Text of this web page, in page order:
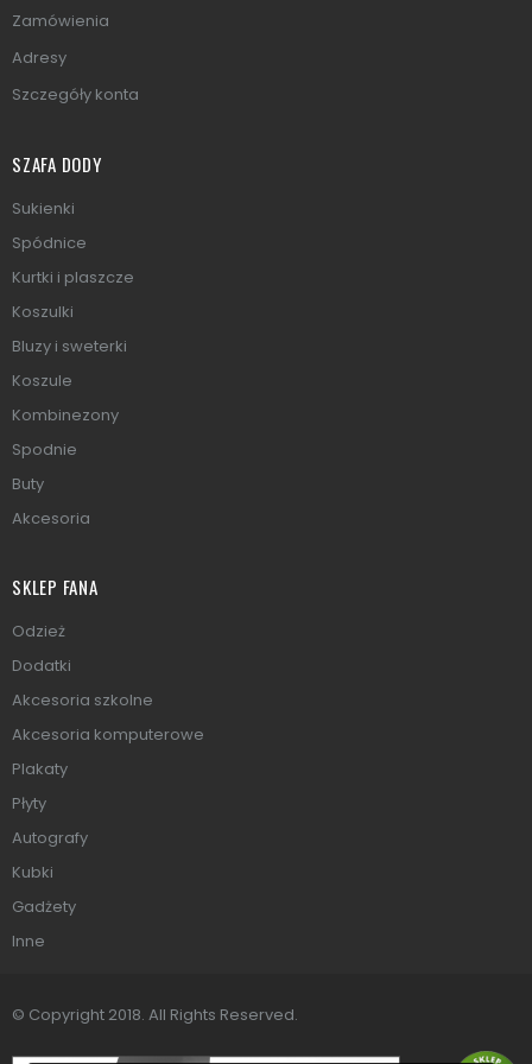
Zamówienia
Adresy
Szczegóły konta
SZAFA DODY
Sukienki
Spódnice
Kurtki i plaszcze
Koszulki
Bluzy i sweterki
Koszule
Kombinezony
Spodnie
Buty
Akcesoria
SKLEP FANA
Odzież
Dodatki
Akcesoria szkolne
Akcesoria komputerowe
Plakaty
Płyty
Autografy
Kubki
Gadżety
Inne
© Copyright 2018. All Rights Reserved.